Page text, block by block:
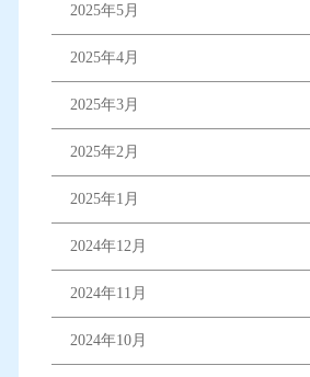
2025年5月
2025年4月
2025年3月
2025年2月
2025年1月
2024年12月
2024年11月
2024年10月